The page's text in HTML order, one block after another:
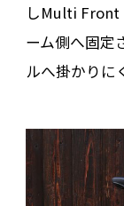
しMulti Front
ーム側へ固定
ルへ掛かりに